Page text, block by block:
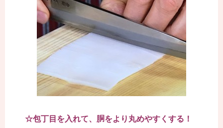
☆包丁目を入れて、胴をより丸めやすくする！